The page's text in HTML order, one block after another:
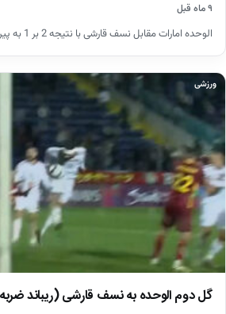
۹ ماه قبل
الوحده امارات مقابل نسف قارشی با نتیجه 2 بر 1 به پیروزی رسید.
ورزشی
گل دوم الوحده به نسف قارشی (ریباند